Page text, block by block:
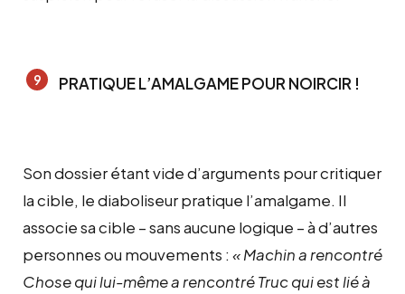
PRATIQUE L’AMALGAME POUR NOIRCIR !
Son dossier étant vide d’arguments pour critiquer
la cible, le diaboliseur pratique l’amalgame. Il
associe sa cible – sans aucune logique – à d’autres
personnes ou mouvements : « Machin a rencontré
Chose qui lui-même a rencontré Truc qui est lié à